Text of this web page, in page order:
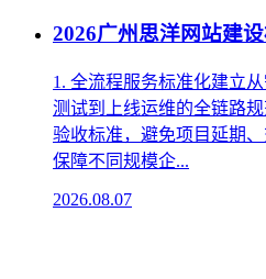
2026广州思洋网站建
1. ‌全流程服务标准化‌建立
测试到上线运维的全链路
验收标准，避免项目延期
保障不同规模企...
2026.08.07